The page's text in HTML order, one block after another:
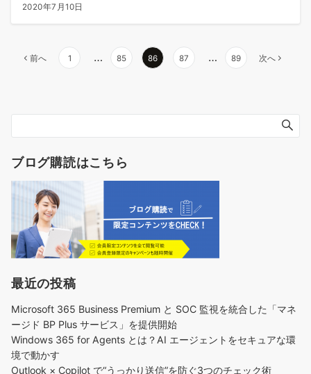
2020年7月10日
ジ
送
前へ 1 … 85 86 87 … 89 次へ
ブログ購読はこちら
最近の投稿
Microsoft 365 Business Premium と SOC 監視を統合した「マネ
ージド BP Plus サービス」を提供開始
Windows 365 for Agents とは？AI エージェントをセキュアな環
境で動かす
Outlook × Copilot で“うっかり送信”を防ぐ3つのチェック術​